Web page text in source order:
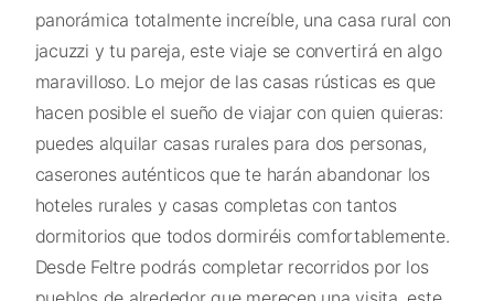
panorámica totalmente increíble, una casa rural con
jacuzzi y tu pareja, este viaje se convertirá en algo
maravilloso. Lo mejor de las casas rústicas es que
hacen posible el sueño de viajar con quien quieras:
puedes alquilar casas rurales para dos personas,
caserones auténticos que te harán abandonar los
hoteles rurales y casas completas con tantos
dormitorios que todos dormiréis comfortablemente.
Desde Feltre podrás completar recorridos por los